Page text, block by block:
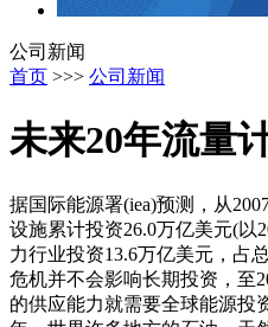
公司新闻
首页 >>> 公司新闻
未来20年流量
据国际能源署(iea)预测，从
设施累计投资26.0万亿美元(以
力行业投资13.6万亿美元，占
危机并不会影响长期投资，至
的供应能力就需要全球能源投资